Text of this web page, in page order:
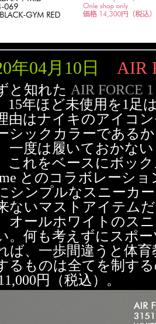
年04月10日 AIR
と知れた AIR FORCE
15年ほど未使用を1足
由はナイキのアイコ
シックカラーである
一度は履いておかな
これをベースにボッ
とのコラボレーシ
シンプルなスニーカ
ないマストアイテム
オールホワイトのス
。何も考えずにスポ
ば、一歩間違うと体
るものは全てを制す
円（税込）。